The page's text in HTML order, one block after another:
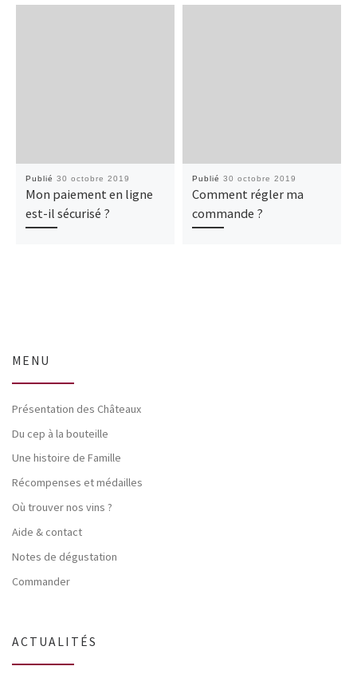
Publié 30 octobre 2019
Mon paiement en ligne
est-il sécurisé ?
Publié 30 octobre 2019
Comment régler ma
commande ?
MENU
Présentation des Châteaux
Du cep à la bouteille
Une histoire de Famille
Récompenses et médailles
Où trouver nos vins ?
Aide & contact
Notes de dégustation
Commander
ACTUALITÉS